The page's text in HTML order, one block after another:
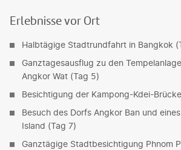
Erlebnisse vor Ort
Halbtägige Stadtrundfahrt in Bangkok
Ganztagesausflug zu den
Angkor Wat (Tag 5)
Besichtigung der Kampong-Kdei-
Besuch des Dorfs Angkor Ban und
Island (Tag 7)
Ganztägige Stadtbesichtigung Phnom